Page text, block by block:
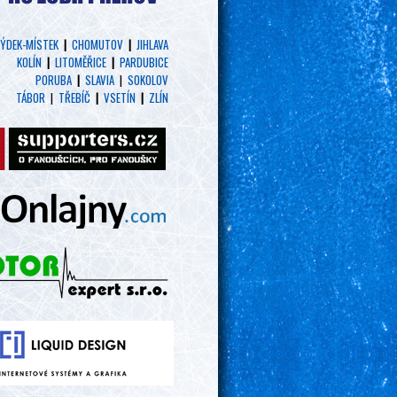
MÍSTEK| CHOMUTOV | JIHLAVA
KOLÍN | LITOMĚŘICE | PARDUBICE
PORUBA | SLAVIA | SOKOLOV
TÁBOR | TŘEBÍČ | VSETÍN | ZLÍN